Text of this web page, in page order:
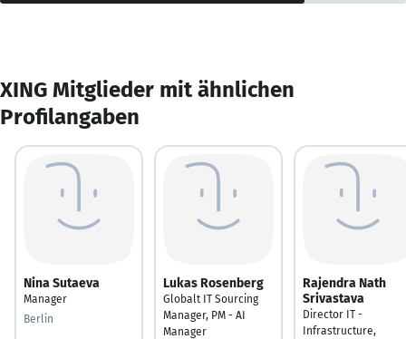
XING Mitglieder mit ähnlichen
Profilangaben
Nina Sutaeva
Manager
Berlin
Lukas Rosenberg
Globalt IT Sourcing
Manager, PM - AI
Manager
Rajendra Nath
Srivastava
Director IT -
Infrastructure,